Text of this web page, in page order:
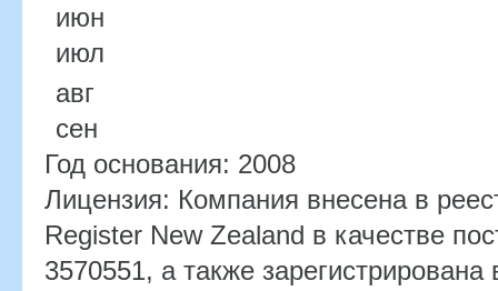
июн
июл
авг
сен
Год основания: 2008
Лицензия: Компания внесена в
Register New Zealand в качестве
3570551, а также